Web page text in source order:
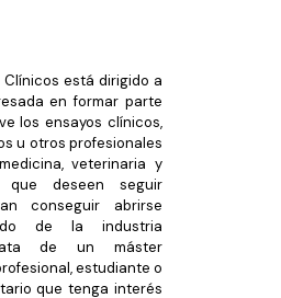
está dirigido a
en formar parte
los ensayos clínicos,
u otros profesionales
veterinaria y
deseen seguir
conseguir abrirse
de la industria
de un máster
estudiante o
que tenga interés